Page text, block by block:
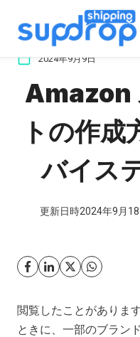
2024年9月9日
Amazon
トの作成
バイス
更新日時2024年9月18
閲覧したことがありま
ときに、一部のブラン